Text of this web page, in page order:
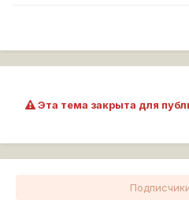
Эта тема закрыта для